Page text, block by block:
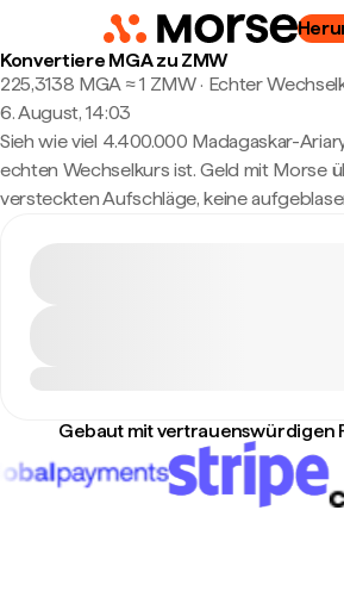
Konvertiere MGA zu ZMW
225,3138 MGA ≈ 1 ZMW · Echter
6. August, 14:03
Sieh wie viel 4.400.000 Madagaskar-
echten Wechselkurs ist. Geld mit Morse
versteckten Aufschläge, keine
Gebaut mit vertrauenswürdigen